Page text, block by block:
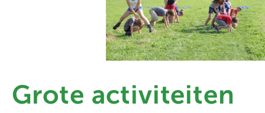
Grote activiteiten